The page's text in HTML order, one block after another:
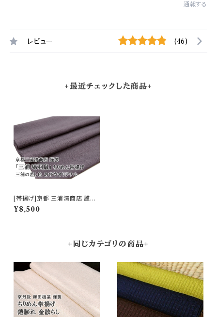
通報する
レビュー (46)
+最近チェックした商品+
[帯揚げ]京都 三浦清商店 謹製
『鳩羽鼠』岩滝丹後ちりめん 正
絹 日本製(商品番号:11215)
¥8,500
+同じカテゴリの商品+